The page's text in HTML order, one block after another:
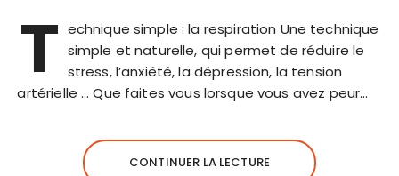
T echnique simple : la respiration Une technique
simple et naturelle, qui permet de réduire le
stress, l’anxiété, la dépression, la tension
artérielle … Que faites vous lorsque vous avez peur…
CONTINUER LA LECTURE